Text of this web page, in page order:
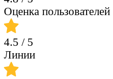
Оценка пользователей
4.5 / 5
Линии